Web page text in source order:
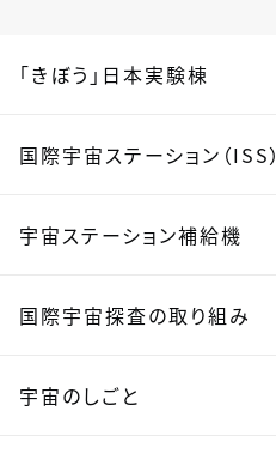
「きぼう」日本実験棟
国際宇宙ステーション（ISS）
宇宙ステーション補給機
国際宇宙探査の取り組み
宇宙のしごと